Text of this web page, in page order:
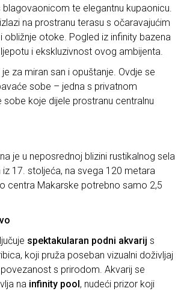
blagovaonicom te elegantnu kupaonicu.
na prostranu terasu s očaravajućim
obližnje otoke. Pogled iz infinity bazena
i ekskluzivnost ovog ambijenta.
za miran san i opuštanje. Ovdje se
sobe – jedna s privatnom
koje dijele prostranu centralnu
je u neposrednoj blizini rustikalnog sela
iz 17. stoljeća, na svega 120 metara
centra Makarske potrebno samo 2,5
spektakularan podni akvarij s
koji pruža poseban vizualni doživljaj
s prirodom. Akvarij se
na infinity pool, nudeći prizor koji